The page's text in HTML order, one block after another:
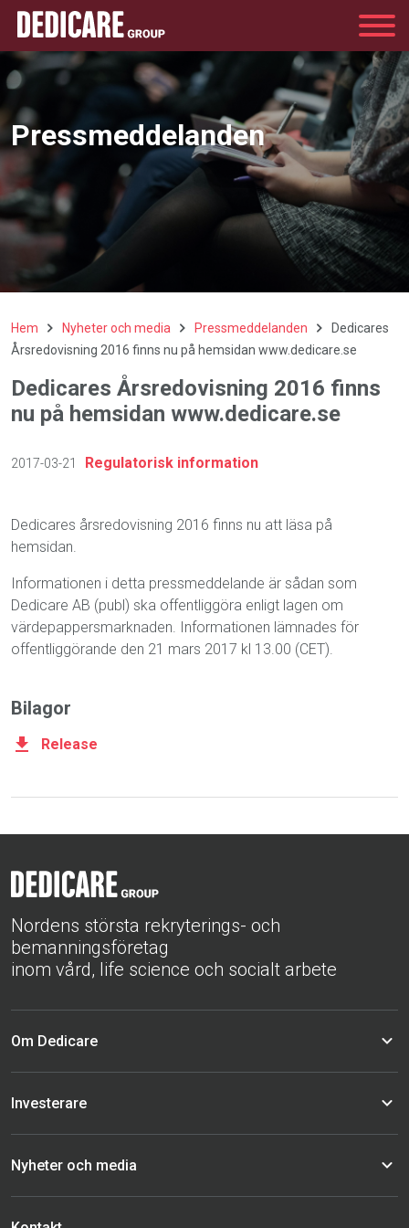
Pressmeddelanden
Hem Nyheter och media Pressmeddelanden
Dedicares
Årsredovisning 2016 finns nu på hemsidan www.dedicare.se
Dedicares Årsredovisning 2016 finns
nu på hemsidan www.dedicare.se
2017-03-21 Regulatorisk information
Dedicares årsredovisning 2016 finns nu att läsa på
hemsidan.
Informationen i detta pressmeddelande är sådan som
Dedicare AB (publ) ska offentliggöra enligt lagen om
värdepappersmarknaden. Informationen lämnades för
offentliggörande den 21 mars 2017 kl 13.00 (CET).
Bilagor
Release
Nordens största rekryterings- och
bemanningsföretag
inom vård, life science och socialt arbete
Om Dedicare
Investerare
Nyheter och media